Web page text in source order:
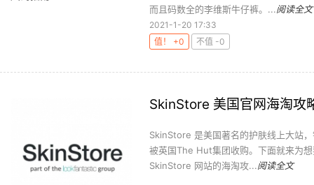
而且码数全的李维斯牛仔裤。...阅读全文
2021-1-20 17:33
值！ +0
不值 -0
SkinStore 美国官网海淘攻
SkinStore 是美国著名的护肤线上大站
被英国The Hut集团收购。下面就来为
SkinStore 网站的海淘攻...阅读全文